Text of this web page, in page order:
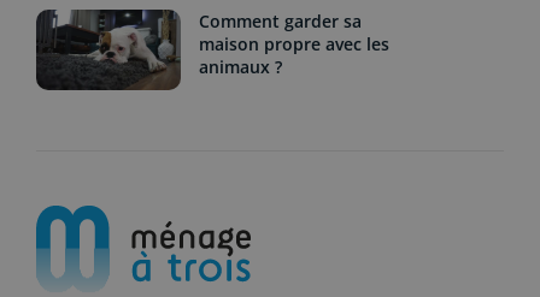
Comment garder sa
maison propre avec les
animaux ?